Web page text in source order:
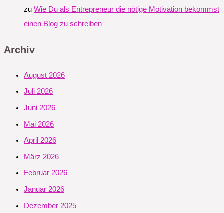
zu Wie Du als Entrepreneur die nötige Motivation bekommst
einen Blog zu schreiben
Archiv
August 2026
Juli 2026
Juni 2026
Mai 2026
April 2026
März 2026
Februar 2026
Januar 2026
Dezember 2025